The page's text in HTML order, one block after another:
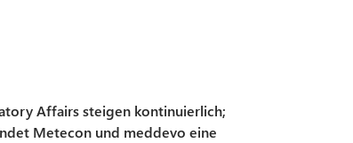
Affairs steigen kontinuierlich;
Metecon und meddevo eine